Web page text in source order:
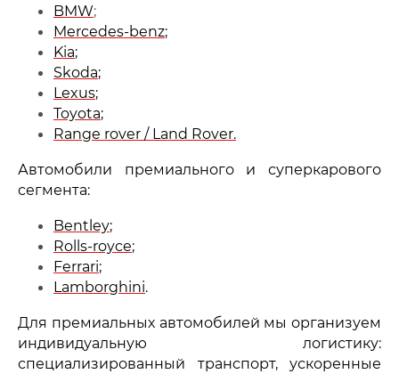
BMW;
Mercedes-benz;
Kia;
Skoda;
Lexus;
Toyota;
Range rover / Land Rover.
Автомобили премиального и суперкарового
сегмента:
Bentley;
Rolls-royce;
Ferrari;
Lamborghini.
Для премиальных автомобилей мы организуем
индивидуальную логистику:
специализированный транспорт, ускоренные